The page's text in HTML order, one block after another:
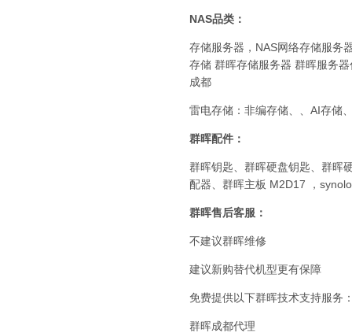
NAS品类：
存储服务器，NAS网络存储服务
存储 群晖存储服务器 群晖服务
成都
雷电存储：非编存储、、AI存储
群晖配件：
群晖钥匙、群晖硬盘钥匙、群晖
配器、群晖主板 M2D17 ，
群晖售后客服：
不建议群晖维修
建议新购替代机型更有保障
免费提供以下群晖技术支持服务
群晖成都代理